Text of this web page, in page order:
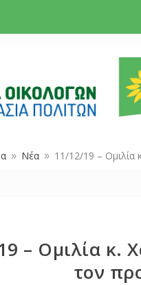
9 Νέα 9 11/12/19 –
– Ομιλία κ.
τον